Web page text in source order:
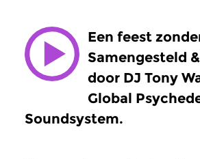
Een feest
Samengesteld
door DJ Tony
Global
Soundsystem.